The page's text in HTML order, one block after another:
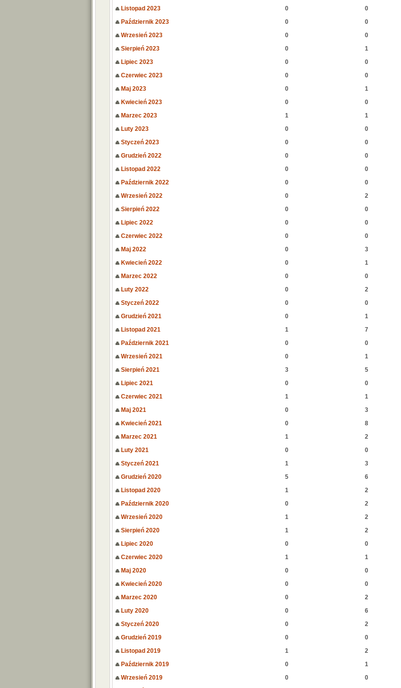
Listopad 2023
0 0
Październik 2023
0 0
Wrzesień 2023
0 0
Sierpień 2023
0 1
Lipiec 2023
0 0
Czerwiec 2023
0 0
Maj 2023
0 1
Kwiecień 2023
0 0
Marzec 2023
1 1
Luty 2023
0 0
Styczeń 2023
0 0
Grudzień 2022
0 0
Listopad 2022
0 0
Październik 2022
0 0
Wrzesień 2022
0 2
Sierpień 2022
0 0
Lipiec 2022
0 0
Czerwiec 2022
0 0
Maj 2022
0 3
Kwiecień 2022
0 1
Marzec 2022
0 0
Luty 2022
0 2
Styczeń 2022
0 0
Grudzień 2021
0 1
Listopad 2021
1 7
Październik 2021
0 0
Wrzesień 2021
0 1
Sierpień 2021
3 5
Lipiec 2021
0 0
Czerwiec 2021
1 1
Maj 2021
0 3
Kwiecień 2021
0 8
Marzec 2021
1 2
Luty 2021
0 0
Styczeń 2021
1 3
Grudzień 2020
5 6
Listopad 2020
1 2
Październik 2020
0 2
Wrzesień 2020
1 2
Sierpień 2020
1 2
Lipiec 2020
0 0
Czerwiec 2020
1 1
Maj 2020
0 0
Kwiecień 2020
0 0
Marzec 2020
0 2
Luty 2020
0 6
Styczeń 2020
0 2
Grudzień 2019
0 0
Listopad 2019
1 2
Październik 2019
0 1
Wrzesień 2019
0 0